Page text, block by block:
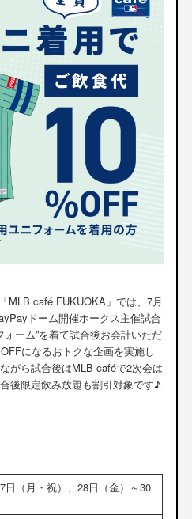
MLB café FUKUOKA」では、7月
ドーム開催ホークス主催試合
ーム”を着て試合後お会計いただ
になるおトクな企画を実施し
がら試合後はMLB caféで2次会は
後限定飲み放題も割引対象です♪
日（月・祝）、28日（金）～30